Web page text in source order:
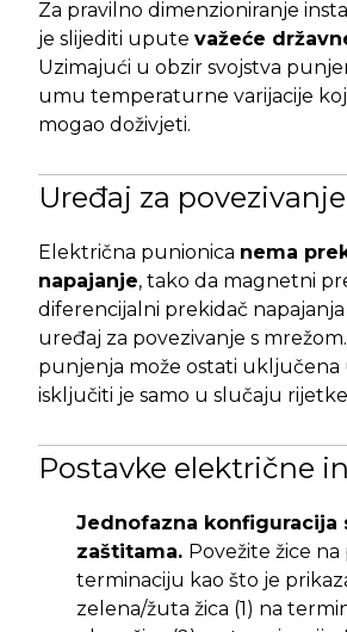
Za pravilno dimenzioniranje
je slijediti upute važeće
Uzimajući u obzir svojstva
umu temperaturne varijacije
mogao doživjeti.
Uređaj za
Električna punionica nema
napajanje, tako da magnetni
diferencijalni prekidač
uređaj za povezivanje s
punjenja može ostati uključena
isključiti je samo u slučaju
Postavke električne
Jednofazna konfiguracija
zaštitama. Povežite žice
terminaciju kao što je
zelena/žuta žica (1) na